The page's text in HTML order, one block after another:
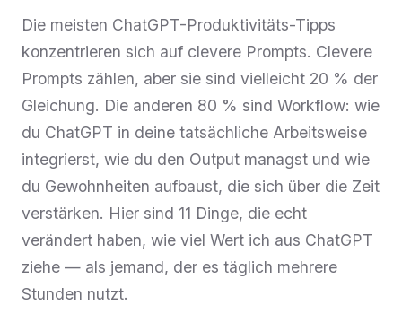
Die meisten ChatGPT-Produktivitäts-Tipps
konzentrieren sich auf clevere Prompts. Clevere
Prompts zählen, aber sie sind vielleicht 20 % der
Gleichung. Die anderen 80 % sind Workflow: wie
du ChatGPT in deine tatsächliche Arbeitsweise
integrierst, wie du den Output managst und wie
du Gewohnheiten aufbaust, die sich über die Zeit
verstärken. Hier sind 11 Dinge, die echt
verändert haben, wie viel Wert ich aus ChatGPT
ziehe — als jemand, der es täglich mehrere
Stunden nutzt.